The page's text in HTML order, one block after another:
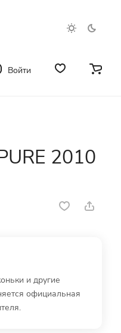
Войти
2010
и другие
официальная